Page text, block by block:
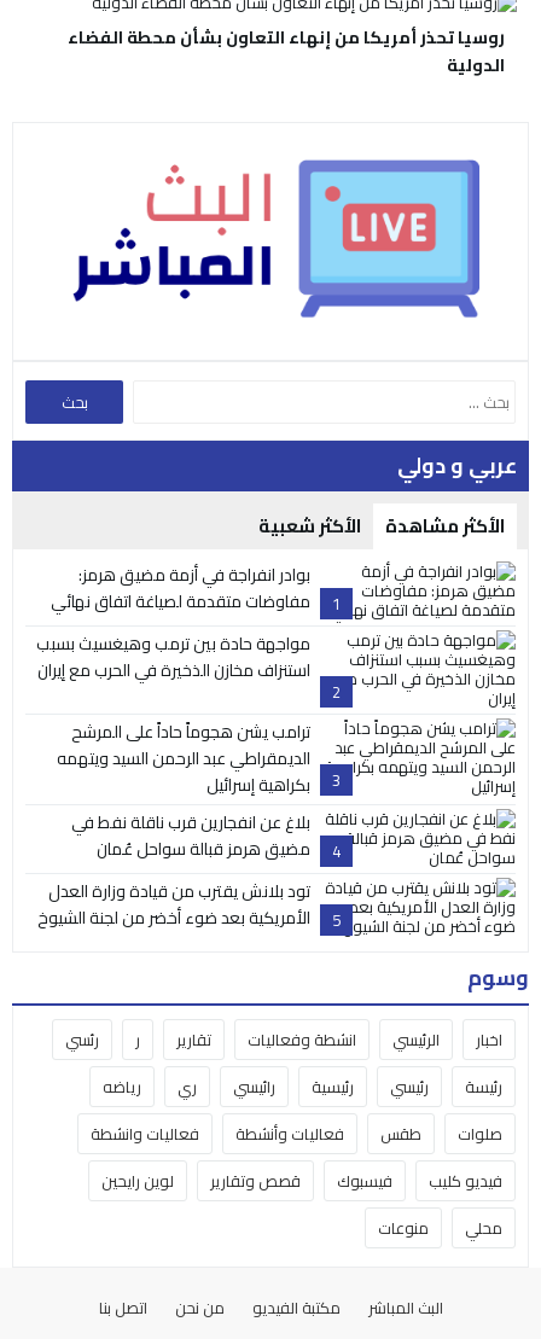
روسيا تحذر أمريكا من إنهاء التعاون بشأن محطة الفضاء
الدولية
عربي و دولي
الأكثر مشاهدة الأكثر شعبية
1
بوادر انفراجة في أزمة مضيق هرمز:
مفاوضات متقدمة لصياغة اتفاق نهائي
2
مواجهة حادة بين ترمب وهيغسيث بسبب
استنزاف مخازن الذخيرة في الحرب مع إيران
3
ترامب يشن هجوماً حاداً على المرشح
الديمقراطي عبد الرحمن السيد ويتهمه
بكراهية إسرائيل
4
بلاغ عن انفجارين قرب ناقلة نفط في
مضيق هرمز قبالة سواحل عُمان
5
تود بلانش يقترب من قيادة وزارة العدل
الأمريكية بعد ضوء أخضر من لجنة الشيوخ
وسوم
اخبار الرئيسي انشطة وفعاليات تقارير ر
رئسي
رئيسة
رئيسي رئيسية رائيسي ري
رياضه
صلوات
طقس فعاليات وأنشطة
فعاليات وانشطة
فيديو كليب
فيسبوك قصص وتقارير
لوين رايحين
محلي
منوعات
البث المباشر مكتبة الفيديو من نحن اتصل بنا